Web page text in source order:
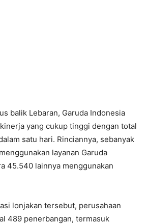
balik Lebaran, Garuda Indonesia
yang cukup tinggi dengan total
satu hari. Rinciannya, sebanyak
layanan Garuda
45.540 lainnya menggunakan
lonjakan tersebut, perusahaan
489 penerbangan, termasuk